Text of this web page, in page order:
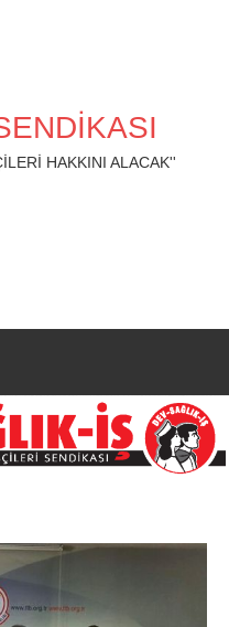
HAKKINI ALACAK''